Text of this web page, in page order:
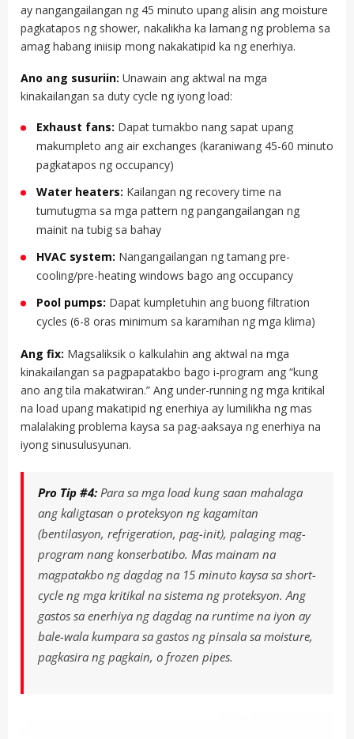
ay nangangailangan ng 45 minuto upang alisin ang moisture
pagkatapos ng shower, nakalikha ka lamang ng problema sa
amag habang iniisip mong nakakatipid ka ng enerhiya.
Ano ang susuriin: Unawain ang aktwal na mga
kinakailangan sa duty cycle ng iyong load:
Exhaust fans: Dapat tumakbo nang sapat upang
makumpleto ang air exchanges (karaniwang 45-60 minuto
pagkatapos ng occupancy)
Water heaters: Kailangan ng recovery time na
tumutugma sa mga pattern ng pangangailangan ng
mainit na tubig sa bahay
HVAC system: Nangangailangan ng tamang pre-
cooling/pre-heating windows bago ang occupancy
Pool pumps: Dapat kumpletuhin ang buong filtration
cycles (6-8 oras minimum sa karamihan ng mga klima)
Ang fix: Magsaliksik o kalkulahin ang aktwal na mga
kinakailangan sa pagpapatakbo bago i-program ang “kung
ano ang tila makatwiran.” Ang under-running ng mga kritikal
na load upang makatipid ng enerhiya ay lumilikha ng mas
malalaking problema kaysa sa pag-aaksaya ng enerhiya na
iyong sinusulusyunan.
Pro Tip #4:Para sa mga load kung saan mahalaga
ang kaligtasan o proteksyon ng kagamitan
(bentilasyon, refrigeration, pag-init), palaging mag-
program nang konserbatibo. Mas mainam na
magpatakbo ng dagdag na 15 minuto kaysa sa short-
cycle ng mga kritikal na sistema ng proteksyon. Ang
gastos sa enerhiya ng dagdag na runtime na iyon ay
bale-wala kumpara sa gastos ng pinsala sa moisture,
pagkasira ng pagkain, o frozen pipes.